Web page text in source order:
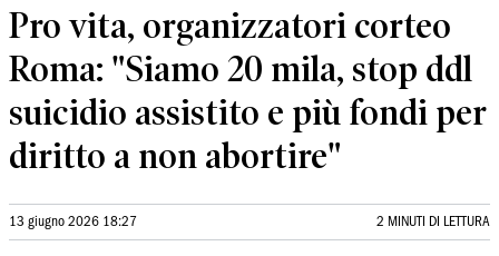
Pro vita, organizzatori corteo
Roma: "Siamo 20 mila, stop ddl
suicidio assistito e più fondi per
diritto a non abortire"
13 giugno 2026 18:27 2 MINUTI DI LETTURA